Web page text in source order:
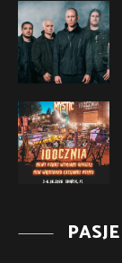
PASJE